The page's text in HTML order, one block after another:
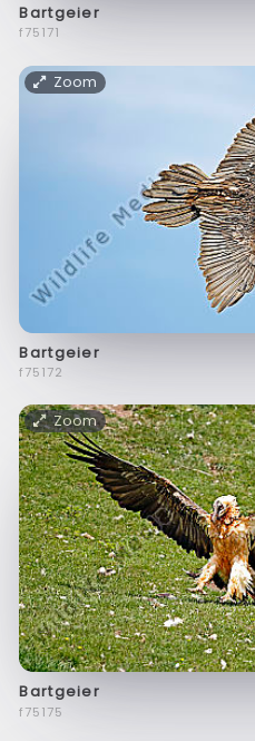
Bartgeier
f75171
Zoom
Bartgeier
f75172
Zoom
Bartgeier
f75175